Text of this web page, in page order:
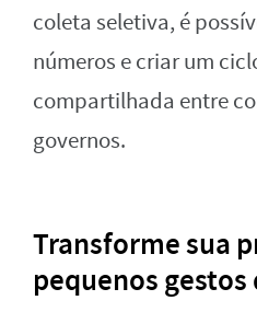
coleta seletiva, é
números e criar um
compartilhada entre
governos.
Transforme sua
pequenos